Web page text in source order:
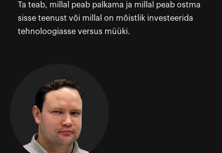
Ta teab, millal peab palkama ja millal peab ostma
sisse teenust või millal on mõistlik investeerida
tehnoloogiasse versus müüki.